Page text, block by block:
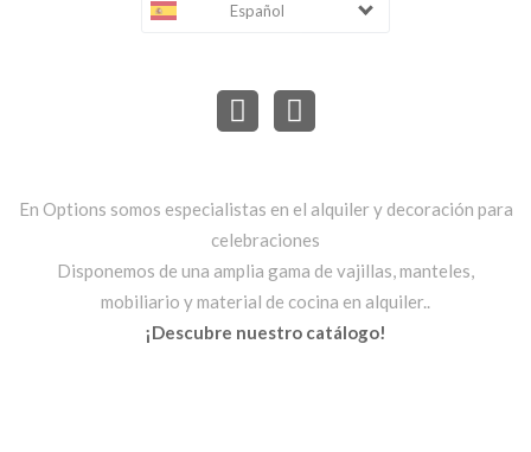
Español
En Options somos especialistas en el alquiler y decoración para
celebraciones
Disponemos de una amplia gama de vajillas, manteles,
mobiliario y material de cocina en alquiler..
¡Descubre nuestro catálogo!